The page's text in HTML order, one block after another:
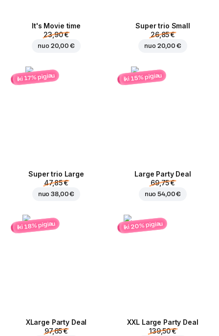
It's Movie time
23,90 €
nuo 20,00 €
Super trio Small
26,85 €
nuo 20,00 €
iki 17% pigiau
Super trio Large
47,85 €
nuo38,00 €
iki 15% pigiau
Large Party Deal
69,75 €
nuo54,00 €
iki 18% pigiau
ХLarge Party Deal
97,65 €
iki 20% pigiau
XXL Large Party Deal
139,50 €